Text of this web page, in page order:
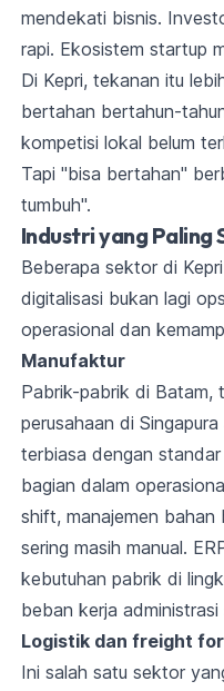
mendekati bisnis.
rapi. Ekosistem startup
Di Kepri, tekanan itu
bertahan bertahun-
kompetisi lokal belum
Tapi "bisa bertahan"
tumbuh".
Industri yang Paling
Beberapa sektor di
digitalisasi bukan lagi
operasional dan
Manufaktur
Pabrik-pabrik di Batam,
perusahaan di
terbiasa dengan
bagian dalam
shift, manajemen
sering masih manual.
kebutuhan pabrik di
beban kerja
Logistik dan freight
Ini salah satu sektor